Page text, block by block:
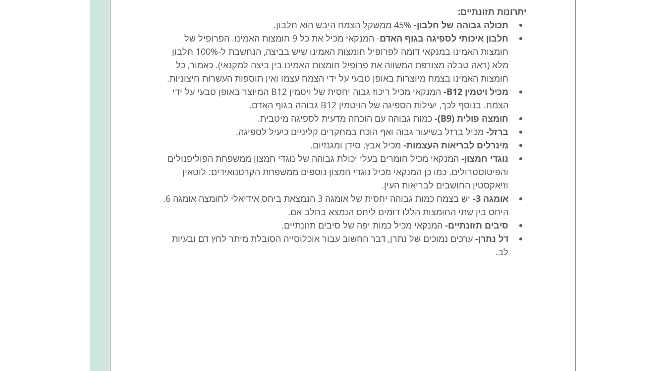
יתרונות תזונתיים:
תכולה גבוהה של חלבון-
חלבון איכותי לספיגה בגוף האדם
- המנקאי מכיל את כל 9 חומצות האמינו. הפרופיל של
חומצות האמינו במנקאי דומה לפרופיל חומצות האמינו שיש בביצה, הנחשבת ל-100% חלבון
מלא (ראה טבלה מצורפת המשווה את פרופיל חומצות האמינו בין ביצה למקנאי). כאמור, כל
חומצות האמינו בצמח מיוצרות באופן טבעי על ידי הצמח עצמו ואין תוספות העשרות חיצוניות.
מכיל ויטמין B12-
המנקאי מכיל ריכוז גבוה יחסית של ויטמין B12 המיוצר באופן טבעי על ידי
הצמח. בנוסף לכך, יעילות הספיגה של הויטמין B12 גבוהה בגוף האדם.
חומצה פולית (B9)- כמות גבוהה עם הוכחה מדעית לספיגה מיטבית.
ברזל- מכיל ברזל בשיעור גבוה ואף הוכח במחקרים קליניים כיעיל לספיגה.
מינרלים לבריאות העצמות- מכיל אבץ, סידן ומגנזיום.
נוגדי חמצון- המנקאי מכיל חומרים בעלי יכולת גבוהה של נוגדי חמצון ממשפחת הפוליפנולים
והפיטוסטרולים. כמו כן המנקאי מכיל נוגדי חמצון נוספים ממשפחת הקרטנואידים: לוטאין
וזיאקסטין החושבים לבריאות העין.
אומגה 3-
יש בצמח כמות גבוהה יחסית של אומגה 3 הנמצאת ביחס אידיאלי לחומצה אומגה 6.
היחס בין שתי החומצות הללו דומים ליחס הנמצא בחלב אם.
סיבים תזונתיים- המנקאי מכיל כמות יפה של סיבים תזונתיים.
דל נתרן- ערכים נמוכים של נתרן, דבר החשוב עבור אוכלוסייה הסובלת מיתר לחץ דם ובעיות
לב.